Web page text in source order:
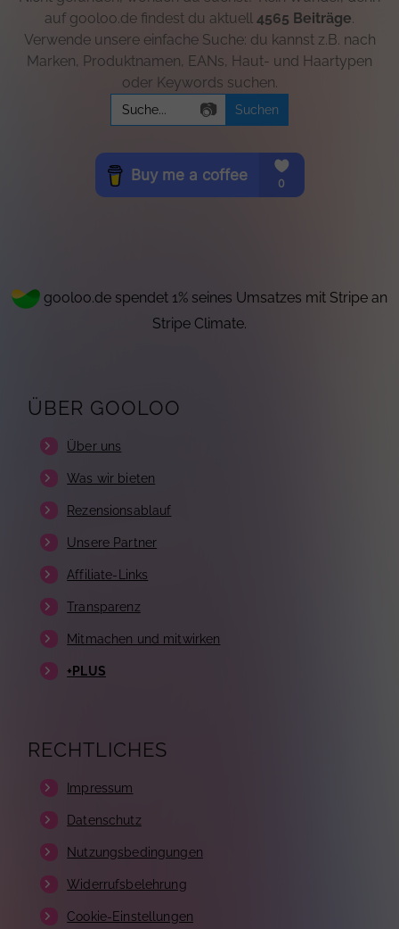
auf gooloo.de findest du aktuell 4565 Beiträge.
Verwende unsere einfache Suche: du kannst z.B. nach
Marken, Produktnamen, EANs, Haut- und Haartypen
oder Keywords suchen.
Search
for:
📷
gooloo.de spendet 1% seines Umsatzes mit Stripe an
Stripe Climate.
ÜBER GOOLOO
Über uns
Was wir bieten
Rezensionsablauf
Unsere Partner
Affiliate-Links
Transparenz
Mitmachen und mitwirken
+PLUS
RECHTLICHES
Impressum
Datenschutz
Nutzungsbedingungen
Widerrufsbelehrung
Cookie-Einstellungen